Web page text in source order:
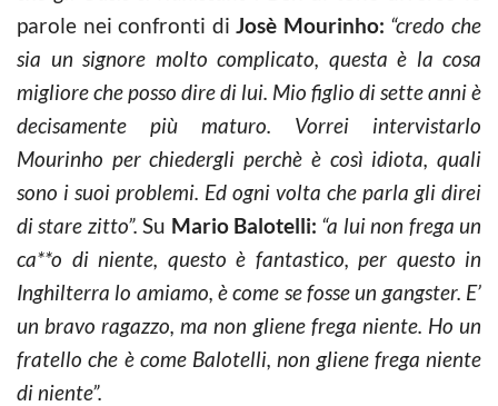
parole nei confronti diJosè Mourinho: “credo che
sia un signore molto complicato, questa è la cosa
migliore che posso dire di lui. Mio figlio di sette anni è
decisamente più maturo. Vorrei intervistarlo
Mourinho per chiedergli perchè è così idiota, quali
sono i suoi problemi. Ed ogni volta che parla gli direi
di stare zitto”.Su Mario Balotelli: “a lui non frega un
ca**o di niente, questo è fantastico, per questo in
Inghilterra lo amiamo, è come se fosse un gangster. E’
un bravo ragazzo, ma non gliene frega niente. Ho un
fratello che è come Balotelli, non gliene frega niente
di niente”.